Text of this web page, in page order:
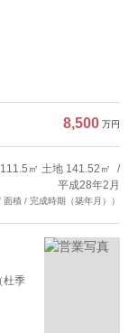
8,500 万円
㎡ 土地 141.52㎡
平成28年2月
面積 / 完成時期（築年月））
杜季